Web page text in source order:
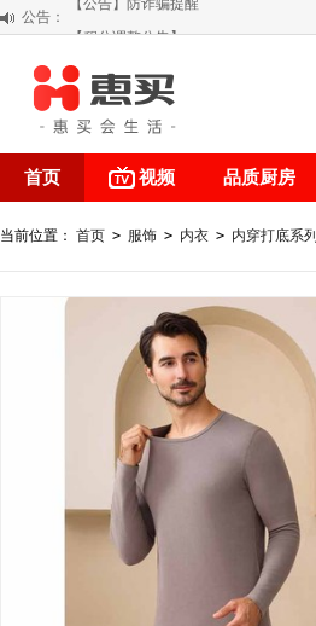
公告：
关于假冒我公司“惠买小程序“的声明
【公告】防诈骗提醒
首页 视频 品质厨房
当前位置： 首页 > 服饰 > 内衣 > 内穿打底系列